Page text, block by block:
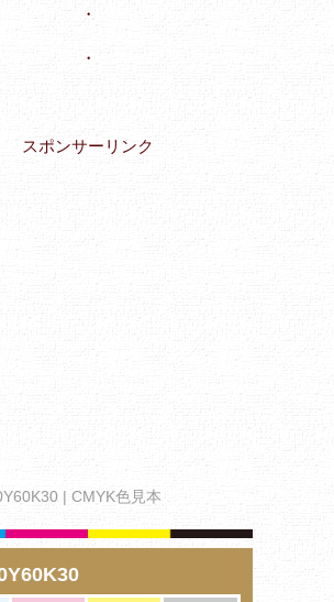
・
・
スポンサーリンク
| CMYK色見本